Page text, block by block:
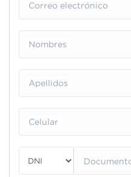
Correo electrónico
Nombres
Apellidos
Celular